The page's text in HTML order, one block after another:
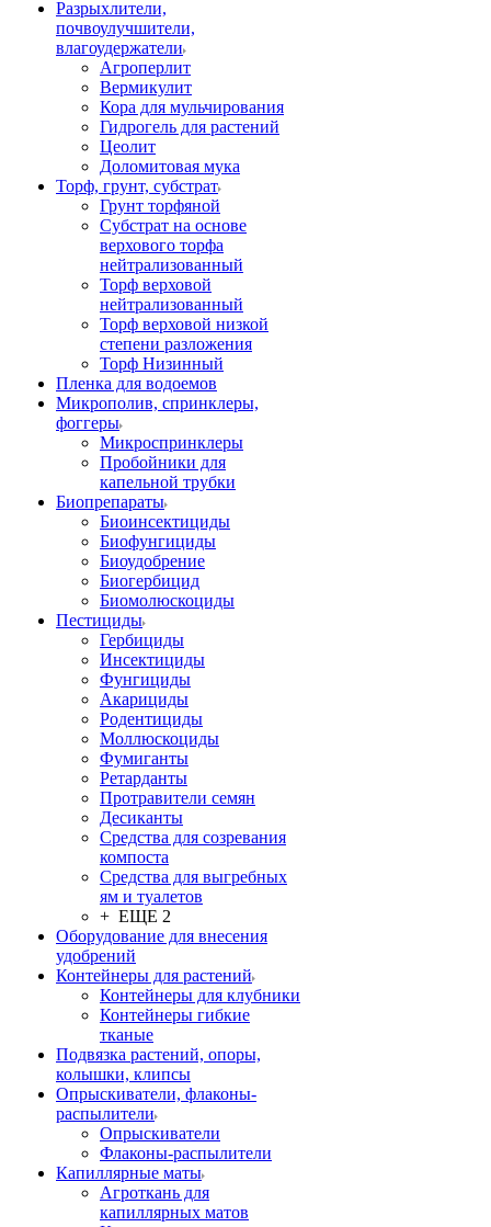
Разрыхлители,
почвоулучшители,
влагоудержатели
Агроперлит
Вермикулит
Кора для мульчирования
Гидрогель для растений
Цеолит
Доломитовая мука
Торф, грунт, субстрат
Грунт торфяной
Субстрат на основе
верхового торфа
нейтрализованный
Торф верховой
нейтрализованный
Торф верховой низкой
степени разложения
Торф Низинный
Пленка для водоемов
Микрополив, спринклеры,
фоггеры
Микроспринклеры
Пробойники для
капельной трубки
Биопрепараты
Биоинсектициды
Биофунгициды
Биоудобрение
Биогербицид
Биомолюскоциды
Пестициды
Гербициды
Инсектициды
Фунгициды
Акарициды
Родентициды
Моллюскоциды
Фумиганты
Ретарданты
Протравители семян
Десиканты
Средства для созревания
компоста
Средства для выгребных
ям и туалетов
+ ЕЩЕ 2
Оборудование для внесения
удобрений
Контейнеры для растений
Контейнеры для клубники
Контейнеры гибкие
тканые
Подвязка растений, опоры,
колышки, клипсы
Опрыскиватели, флаконы-
распылители
Опрыскиватели
Флаконы-распылители
Капиллярные маты
Агроткань для
капиллярных матов